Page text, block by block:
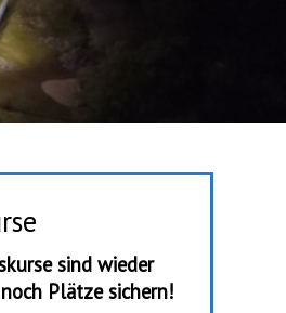
sind wieder
Plätze sichern!